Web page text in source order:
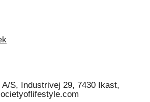
S, Industrivej 29, 7430 Ikast,